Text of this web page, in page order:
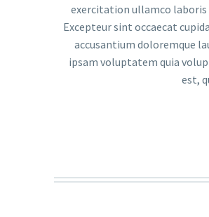
exercitation ullamco laboris
Excepteur sint occaecat
accusantium doloremque
ipsam voluptatem quia
est,